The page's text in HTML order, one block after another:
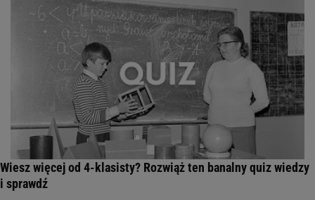
Wiesz więcej od 4-klasisty? Rozwiąż ten banalny quiz wiedzy
i sprawdź